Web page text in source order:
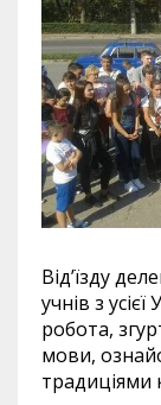
Від’їзду
учнів з
робота,
мови,
традиціями